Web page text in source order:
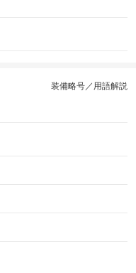
装備略号／用語解説